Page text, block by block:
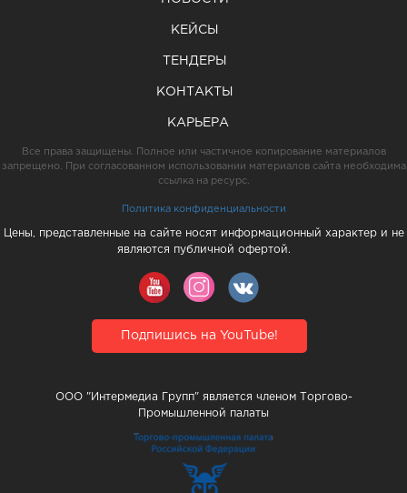
КЕЙСЫ
ТЕНДЕРЫ
КОНТАКТЫ
КАРЬЕРА
Все права защищены. Полное или частичное копирование материалов
запрещено. При согласованном использовании материалов сайта необходима
ссылка на ресурс.
Политика конфиденциальности
Цены, представленные на сайте носят информационный характер и не
являются публичной офертой.
Подпишись на YouTube!
ООО "Интермедиа Групп" является членом Торгово-
Промышленной палаты